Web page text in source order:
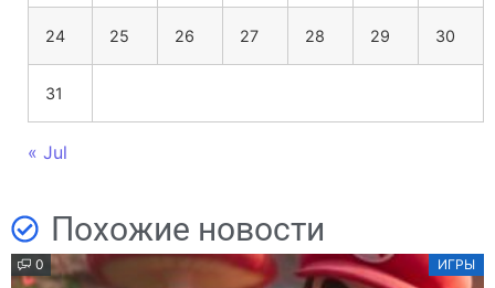
24 25 26 27 28 29 30
31
« Jul
Похожие новости
0 ИГРЫ